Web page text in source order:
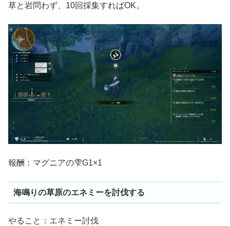
草と岩問わず、10回採集すればOK。
報酬：マグニアの雫G1×1
海鳴りの草原のエネミーを討伐する
やること：エネミー討伐